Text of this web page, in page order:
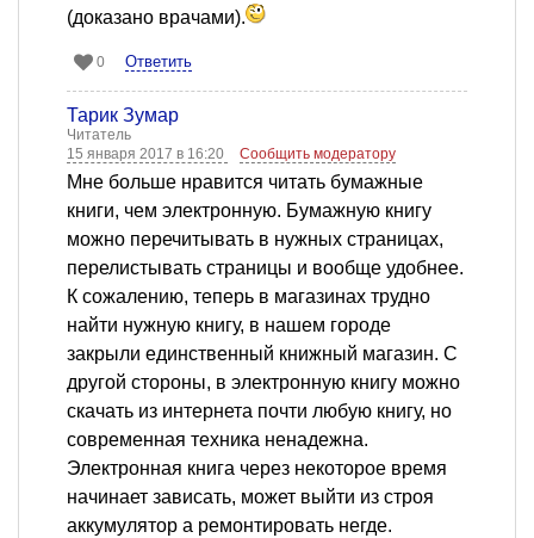
(доказано врачами).
0 Ответить
Тарик Зумар
Читатель
15 января 2017 в 16:20
Сообщить модератору
Мне больше нравится читать бумажные
книги, чем электронную. Бумажную книгу
можно перечитывать в нужных страницах,
перелистывать страницы и вообще удобнее.
К сожалению, теперь в магазинах трудно
найти нужную книгу, в нашем городе
закрыли единственный книжный магазин. С
другой стороны, в электронную книгу можно
скачать из интернета почти любую книгу, но
современная техника ненадежна.
Электронная книга через некоторое время
начинает зависать, может выйти из строя
аккумулятор а ремонтировать негде.